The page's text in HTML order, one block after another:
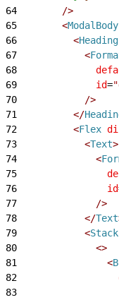
64
        /
>
65
<ModalBody
66
<Heading
67
<
68
69
              id
=
70
            /
>
71
</
72
<Flex
73
<Text>
74
<
75
76
                id
77
              /
>
78
</Text
79
<Stack
80
<>
81
<
82
83